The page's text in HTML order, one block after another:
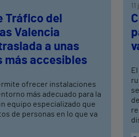
Tráfico del
Valencia
a unas
más accesibles
ofrecer instalaciones
más adecuado para la
equipo especializado que
de personas en lo que va